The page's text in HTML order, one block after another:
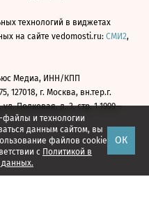
файлы и технологии
данным сайтом, вы
файлов cookie
с Политикой в
данных.
ОК
технологий в виджетах
на сайте vedomosti.ru: СМИ2,
Медиа, ИНН/КПП
127018, г. Москва, вн.тер.г.
Полковая, д. 3, стр. 1 1999—